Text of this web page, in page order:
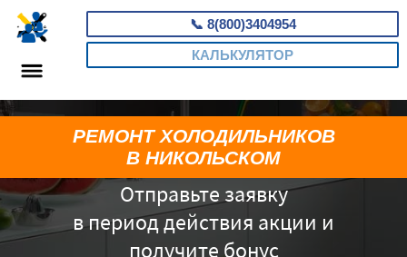
📞 8(800)3404954
КАЛЬКУЛЯТОР
Отправьте заявку
в период действия акции и
получите бонус
РЕМОНТ ХОЛОДИЛЬНИКОВ
В НИКОЛЬСКОМ